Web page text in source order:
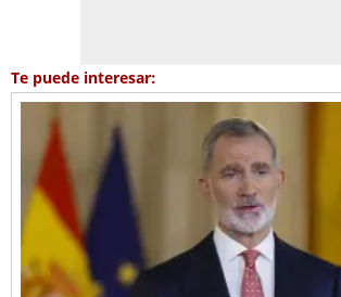
Te puede interesar: